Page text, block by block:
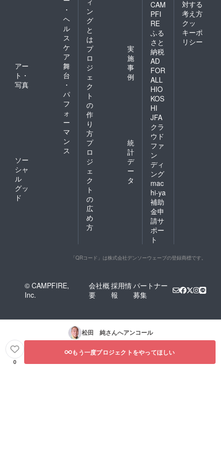
・
ヘ
ル
ス
ケ
ア
アー
ト・
写真
舞
台
・
パ
フ
ォ
ー
マ
ン
ス
ソー
シャ
ル
グッ
ド
ン
グ
と
は
プ
ロ
ジ
ェ
ク
ト
の
作
り
方
実
施
事
例
プ
ロ
ジ
ェ
ク
ト
の
広
め
方
統
計
デ
ー
タ
CAM
PFI
RE
ふる
さと
納税
AD
FOR
ALL
HIO
KOS
HI
JFA
クラ
ウド
ファ
ン
ディ
ング
mac
hi-ya
補助
金申
請サ
ポー
ト
対する
考え方
クッ
キーポ
リシー
「QRコード」は株式会社デンソーウェーブの登録商標です。
© CAMPFIRE,
Inc.
会社概
要
採用情
報
パートナー
募集
松田 純さんへアンコール
0
もう一度プロジェクトをやってほしい